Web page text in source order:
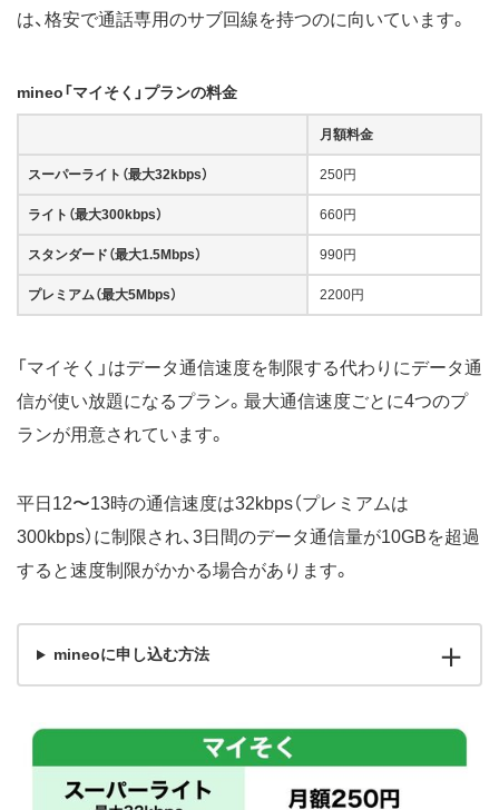
は、格安で通話専用のサブ回線を持つのに向いています。
mineo「マイそく」プランの料金
月額料金
スーパーライト（最大32kbps） 250円
ライト（最大300kbps） 660円
スタンダード（最大1.5Mbps） 990円
プレミアム（最大5Mbps） 2200円
「マイそく」はデータ通信速度を制限する代わりにデータ通
信が使い放題になるプラン。最大通信速度ごとに4つのプ
ランが用意されています。
平日12〜13時の通信速度は32kbps（プレミアムは
300kbps）に制限され、3日間のデータ通信量が10GBを超過
すると速度制限がかかる場合があります。
mineoに申し込む方法